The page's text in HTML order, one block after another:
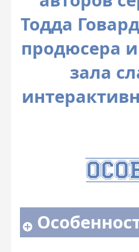
Тодда
продюсера
зала